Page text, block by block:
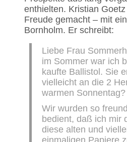
enthielten. Kristian
Freude gemacht – mit
Bornholm. Er schreibt:
Liebe Frau
im Sommer war ich
kaufte Ballistol. Sie
vielleicht an die 2
warmen Sonnentag?
Wir wurden so
bedient, daß ich mir
diese alten und
einmaligen Papiere